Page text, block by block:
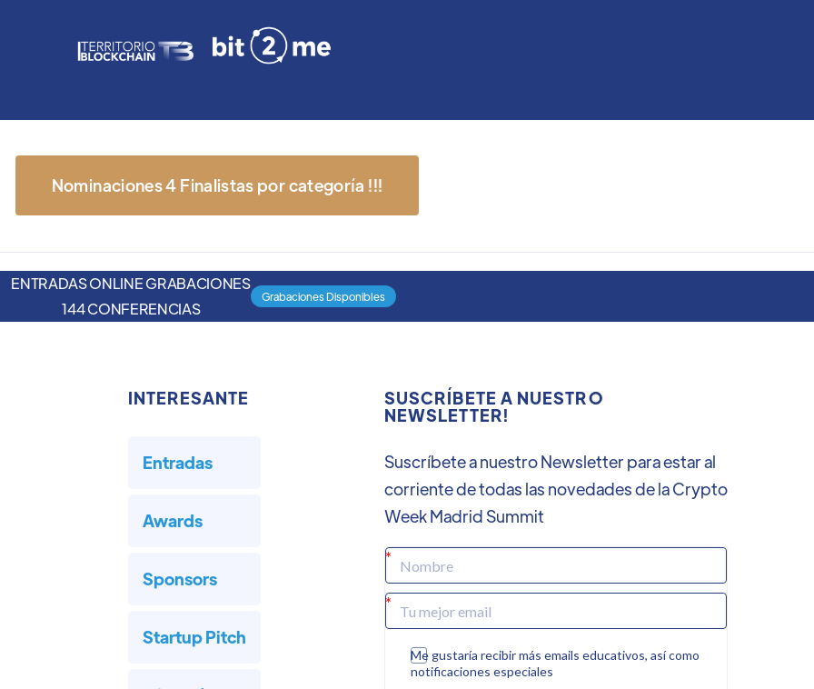
Nominaciones 4 Finalistas por categoría !!!
ENTRADAS ONLINE GRABACIONES
144 CONFERENCIAS
Grabaciones Disponibles
INTERESANTE
Entradas
Awards
Sponsors
Startup Pitch
SUSCRÍBETE A NUESTRO
NEWSLETTER!
Suscríbete a nuestro Newsletter para estar al
corriente de todas las novedades de la Crypto
Week Madrid Summit
Me gustaría recibir más emails educativos, así como
notificaciones especiales